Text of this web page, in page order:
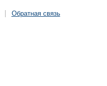
Обратная связь